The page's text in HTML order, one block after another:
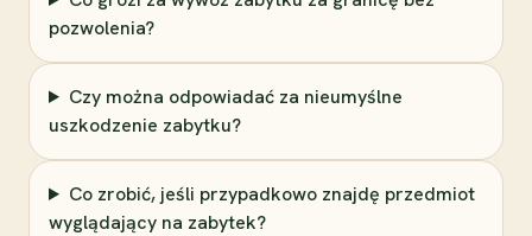
pozwolenia?
Czy można odpowiadać za nieumyślne
uszkodzenie zabytku?
Co zrobić, jeśli przypadkowo znajdę przedmiot
wyglądający na zabytek?